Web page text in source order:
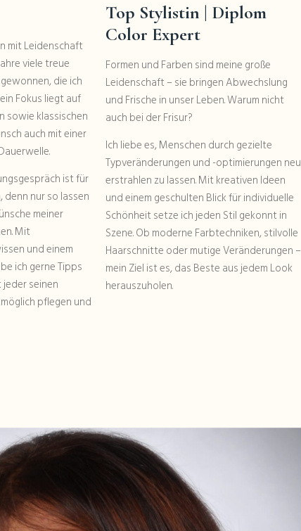
mit Leidenschaft
viele treue
die ich
Fokus liegt auf
sowie klassischen
auch mit einer
ist für
nur so lassen
meiner
Mit
und einem
ich gerne Tipps
seinen
pflegen und
Top Stylistin | Diplom
Color Expert
Formen und Farben sind meine große
Leidenschaft – sie bringen Abwechslung
und Frische in unser Leben. Warum nicht
auch bei der Frisur?
Ich liebe es, Menschen durch gezielte
Typveränderungen und -optimierungen neu
erstrahlen zu lassen. Mit kreativen Ideen
und einem geschulten Blick für individuelle
Schönheit setze ich jeden Stil gekonnt in
Szene. Ob moderne Farbtechniken, stilvolle
Haarschnitte oder mutige Veränderungen –
mein Ziel ist es, das Beste aus jedem Look
herauszuholen.